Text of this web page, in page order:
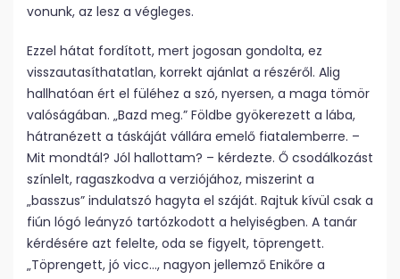
vonunk, az lesz a végleges.
Ezzel hátat fordított, mert jogosan gondolta, ez
visszautasíthatatlan, korrekt ajánlat a részéről. Alig
hallhatóan ért el füléhez a szó, nyersen, a maga tömör
valóságában. „Bazd meg.” Földbe gyökerezett a lába,
hátranézett a táskáját vállára emelő fiatalemberre. –
Mit mondtál? Jól hallottam? – kérdezte. Ő csodálkozást
színlelt, ragaszkodva a verziójához, miszerint a
„basszus” indulatszó hagyta el száját. Rajtuk kívül csak a
fiún lógó leányzó tartózkodott a helyiségben. A tanár
kérdésére azt felelte, oda se figyelt, töprengett.
„Töprengett, jó vicc…, nagyon jellemző Enikőre a